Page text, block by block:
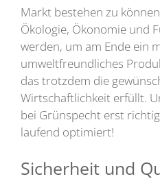
Markt bestehen zu
Ökologie, Ökonomie und
werden, um am Ende ein
umweltfreundliches
das trotzdem die
Wirtschaftlichkeit erfüllt.
bei Grünspecht erst
laufend optimiert!
Sicherheit und